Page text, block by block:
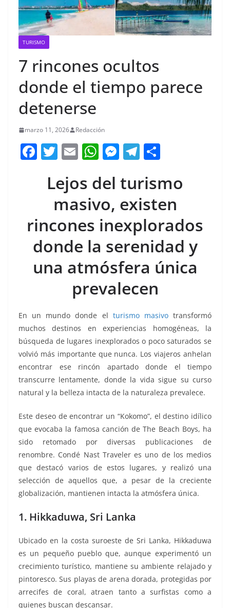
TURISMO
7 rincones ocultos
donde el tiempo parece
detenerse
marzo 11, 2026 Redacción
F
b
o
o
k
T
itt
er
E
ai
l
W
at
s
A
p
p
M
ss
e
n
g
er
T
e
gr
a
m
m
p
ar
tir
Lejos del turismo
masivo, existen
rincones inexplorados
donde la serenidad y
una atmósfera única
prevalecen
En un mundo donde el turismo masivotransformó
muchos destinos en experiencias homogéneas, la
búsqueda de lugares inexplorados o poco saturados se
volvió más importante que nunca. Los viajeros anhelan
encontrar ese rincón apartado donde el tiempo
transcurre lentamente, donde la vida sigue su curso
natural y la belleza intacta de la naturaleza prevalece.
Este deseo de encontrar un “Kokomo”, el destino idílico
que evocaba la famosa canción de The Beach Boys, ha
sido retomado por diversas publicaciones de
renombre. Condé Nast Traveler es uno de los medios
que destacó varios de estos lugares, y realizó una
selección de aquellos que, a pesar de la creciente
globalización, mantienen intacta la atmósfera única.
1. Hikkaduwa, Sri Lanka
Ubicado en la costa suroeste de Sri Lanka, Hikkaduwa
es un pequeño pueblo que, aunque experimentó un
crecimiento turístico, mantiene su ambiente relajado y
pintoresco. Sus playas de arena dorada, protegidas por
arrecifes de coral, atraen tanto a surfistas como a
quienes buscan descansar.